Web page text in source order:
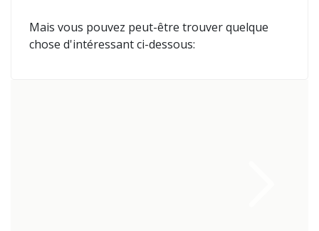
Mais vous pouvez peut-être trouver quelque
chose d'intéressant ci-dessous: